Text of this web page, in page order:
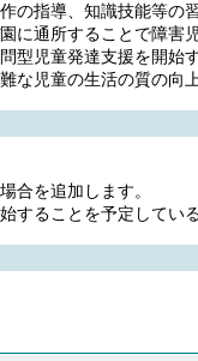
指導、知識技能等
通所することで障
型児童発達支援を開始
児童の生活の質の向
合を追加します。
ることを予定して